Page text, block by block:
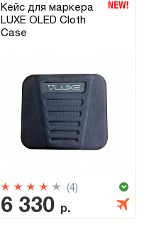
Кейс для маркера
LUXE OLED Cloth
Case
(4)
6 330 р.